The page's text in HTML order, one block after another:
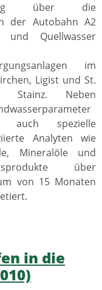
über die
der Autobahn A2
Quellwasser
im
Ligist und St.
Stainz. Neben
auch spezielle
Analyten wie
Mineralöle und
über
von 15 Monaten
in die